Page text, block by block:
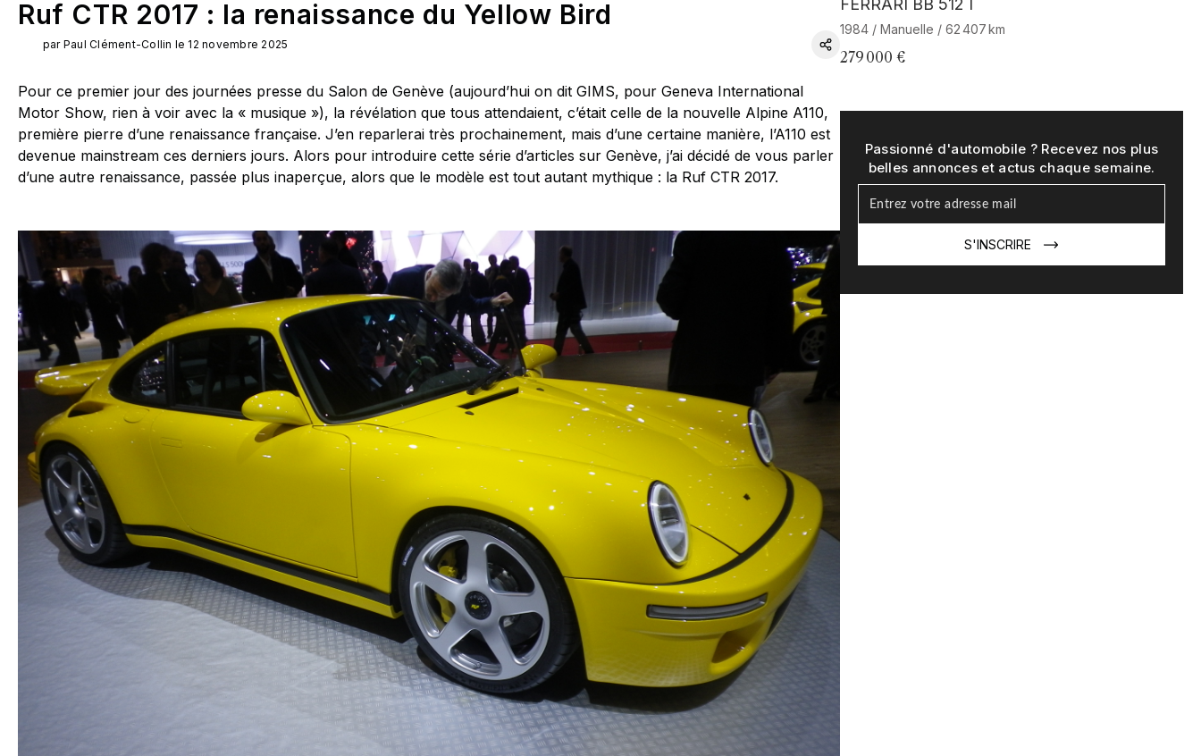
Ruf CTR 2017 : la renaissance du Yellow Bird
par Paul Clément-Collin le 12 novembre 2025
Pour ce premier jour des journées presse du Salon de Genève (aujourd’hui on dit GIMS, pour Geneva International
Motor Show, rien à voir avec la « musique »), la révélation que tous attendaient, c’était celle de la nouvelle Alpine A110,
première pierre d’une renaissance française. J’en reparlerai très prochainement, mais d’une certaine manière, l’A110 est
devenue mainstream ces derniers jours. Alors pour introduire cette série d’articles sur Genève, j’ai décidé de vous parler
d’une autre renaissance, passée plus inaperçue, alors que le modèle est tout autant mythique : la Ruf CTR 2017.
FERRARI BB 512 I
1984 / Manuelle / 62 407 km
279 000 €
Passionné d'automobile ? Recevez nos plus
belles annonces et actus chaque semaine.
S'INSCRIRE